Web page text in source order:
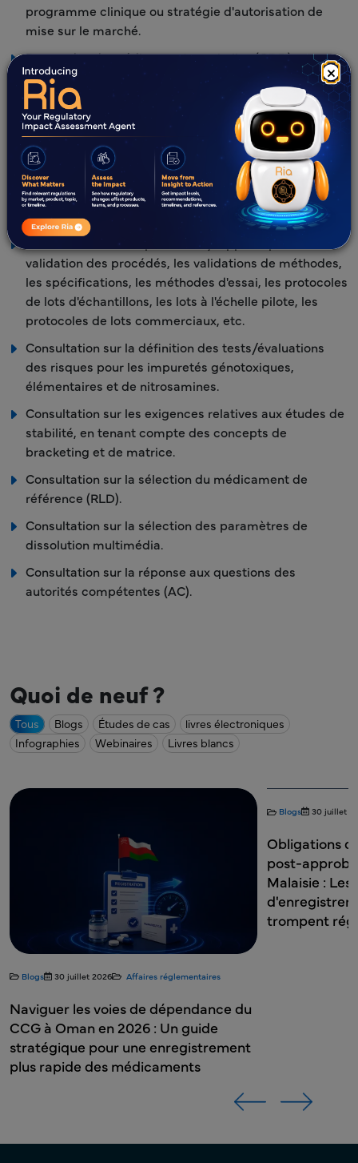
×
programme clinique ou stratégie d'autorisation de
mise sur le marché.
Demandes de médicaments orphelins (ODD).
Évaluation de la conformité du produit dans le cadre
des programmes accélérés et soutien réglementaire
pour la soumission des demandes de programmes
accélérés.
Consultation sur les protocoles et rapports QbD.
Évaluation des excipients par rapport à la base de
données IIG.
Consultation sur les protocoles/rapports pour la
validation des procédés, les validations de méthodes,
les spécifications, les méthodes d'essai, les protocoles
de lots d'échantillons, les lots à l'échelle pilote, les
protocoles de lots commerciaux, etc.
Consultation sur la définition des tests/évaluations
des risques pour les impuretés génotoxiques,
élémentaires et de nitrosamines.
Consultation sur les exigences relatives aux études de
stabilité, en tenant compte des concepts de
bracketing et de matrice.
Consultation sur la sélection du médicament de
référence (RLD).
Consultation sur la sélection des paramètres de
dissolution multimédia.
Consultation sur la réponse aux questions des
autorités compétentes (AC).
Quoi de neuf ?
Tous Blogs Études de cas
livres électroniques
Infographies
Webinaires Livres blancs
réglementaires
dépendance du
: Un guide
enregistrement
Affaires réglementaires
Obligations de pharmacovigilance
post-approbation de la NPRA en
Malaisie : Les détails que les
d'enregistrement de produits
trompent régulièrement